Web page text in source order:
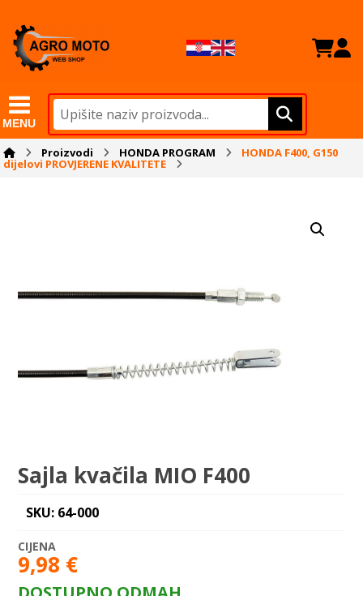
MENU
Proizvodi HONDA PROGRAM HONDA F400, G150
dijelovi PROVJERENE KVALITETE
Sajla kvačila MIO F400
SKU: 64-000
9,98 €